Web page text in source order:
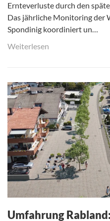
Ernteverluste durch den
Das jährliche Monitoring der
Spondinig koordiniert un…
Weiterlesen
Umfahrung